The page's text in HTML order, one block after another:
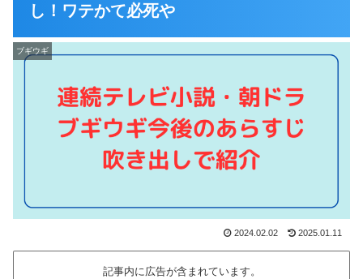
し！ワテかて必死や
ブギウギ
2024.02.02 2025.01.11
記事内に広告が含まれています。